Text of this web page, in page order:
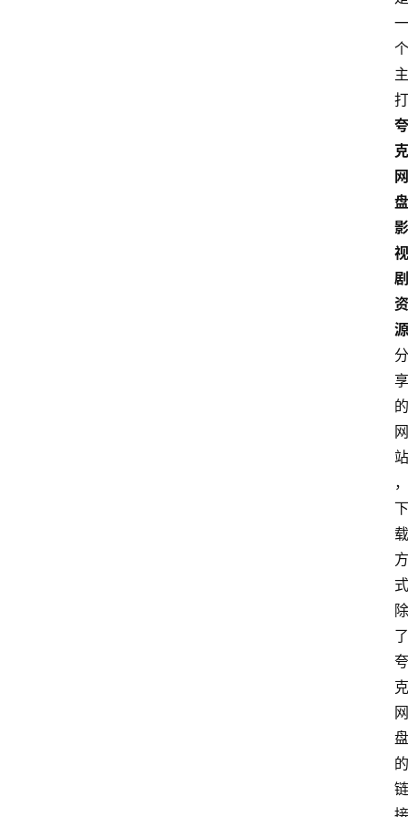
一
个
主
打
夸
克
网
盘
影
视
剧
资
源
分
享
的
网
站
，
下
载
方
式
除
了
夸
克
网
盘
的
链